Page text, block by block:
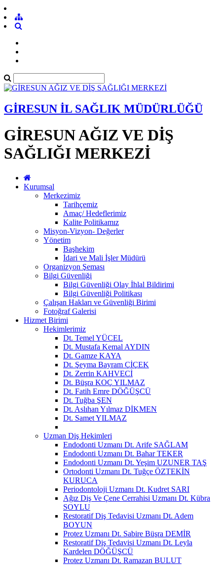
GİRESUN İL SAĞLIK MÜDÜRLÜĞÜ
GİRESUN AĞIZ VE DİŞ
SAĞLIĞI MERKEZİ
Kurumsal
Merkezimiz
Tarihçemiz
Amaç/ Hedeflerimiz
Kalite Politikamız
Misyon-Vizyon- Değerler
Yönetim
Başhekim
İdari ve Mali İşler Müdürü
Organizyon Şeması
Bilgi Güvenliği
Bilgi Güvenliği Olay İhlal Bildirimi
Bilgi Güvenliği Politikası
Çalışan Hakları ve Güvenliği Birimi
Fotoğraf Galerisi
Hizmet Birimi
Hekimlerimiz
Dt. Temel YÜCEL
Dt. Mustafa Kemal AYDIN
Dt. Gamze KAYA
Dt. Şeyma Bayram ÇİÇEK
Dt. Zerrin KAHVECİ
Dt. Büşra KOÇ YILMAZ
Dt. Fatih Emre DÖĞÜŞCÜ
Dt. Tuğba ŞEN
Dt. Aslıhan Yılmaz DİKMEN
Dt. Samet YILMAZ
Uzman Diş Hekimleri
Endodonti Uzmanı Dt. Arife SAĞLAM
Endodonti Uzmanı Dt. Bahar TEKER
Endodonti Uzmanı Dt. Yeşim UZUNER TAŞ
Ortodonti Uzmanı Dt. Tuğçe ÖZTEKİN
KURUCA
Periodontoloji Uzmanı Dt. Kudret SARI
Ağız Diş Ve Çene Cerrahisi Uzmanı Dt. Kübra
SOYLU
Restoratif Diş Tedavisi Uzmanı Dt. Adem
BOYUN
Protez Uzmanı Dt. Sabire Büşra DEMİR
Restoratif Diş Tedavisi Uzmanı Dt. Leyla
Kardelen DÖĞÜŞCÜ
Protez Uzmanı Dt. Ramazan BULUT